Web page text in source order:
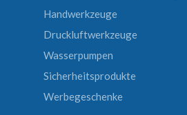
Handwerkzeuge
Druckluftwerkzeuge
Wasserpumpen
Sicherheitsprodukte
Werbegeschenke